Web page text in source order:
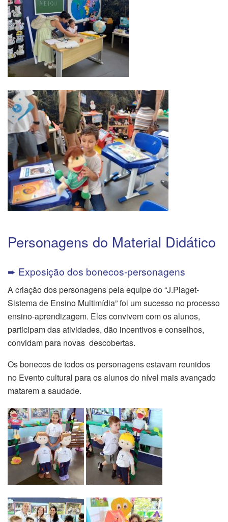
Personagens do Material Didático
➨ Exposição dos bonecos-personagens
A criação dos personagens pela equipe do “J.Piaget-
Sistema de Ensino Multimídia” foi um sucesso no processo
ensino-aprendizagem. Eles convivem com os alunos,
participam das atividades, dão incentivos e conselhos,
convidam para novas descobertas.
Os bonecos de todos os personagens estavam reunidos
no Evento cultural para os alunos do nível mais avançado
matarem a saudade.